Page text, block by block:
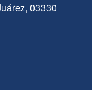
03330